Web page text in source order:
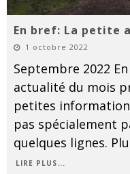
En bref: La petite
1 octobre 2022
Septembre 2022
actualité du mois
petites
pas spécialement
quelques lignes.
LIRE PLUS...